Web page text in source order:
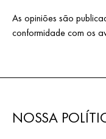
As opiniões são
conformidade com os
NOSSA